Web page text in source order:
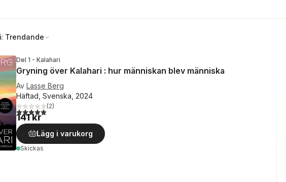
Trendande
Del 1 - Kalahari
Gryning över Kalahari : hur människan blev människa
Av Lasse Berg
Häftad, Svenska, 2024
5,0utav 5 stjärnor. Totalt antal röster:
(2)
141 kr
Lägg i varukorg
Skickas